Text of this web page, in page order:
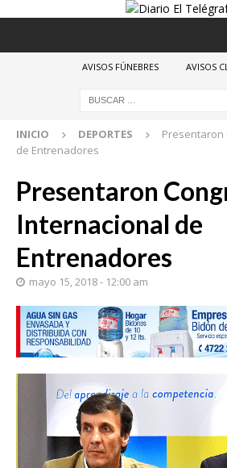
AVISOS FÚNEBRES AVISOS
INICIO DEPORTES
Presentaron
de Entrenadores
Presentaron
Internacional de
Entrenadores
mayo 15, 2018 - 12:00 am